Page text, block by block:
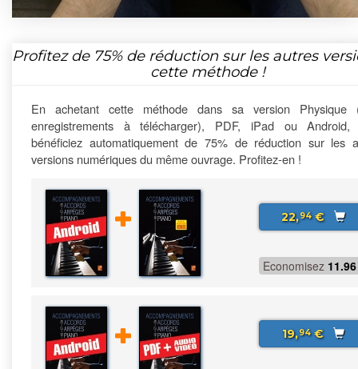
Profitez de 75%de réduction sur les autres
cette méthode !
En achetant cette méthode dans sa version Physique
enregistrements à télécharger), PDF, iPad ou Android,
bénéficiez automatiquement de 75% de réduction sur les
versions numériques du même ouvrage. Profitez-en !
22,94€
Economisez 11.96
19,94€